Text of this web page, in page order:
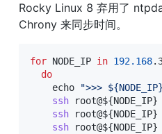
Rocky Linux 8 弃用了
Chrony 来同步时间。
for NODE_IP in 192.168
do
echo
">>> ${NODE_IP}
ssh root@${NODE_IP}
ssh root@${NODE_IP}
ssh root@${NODE_IP}